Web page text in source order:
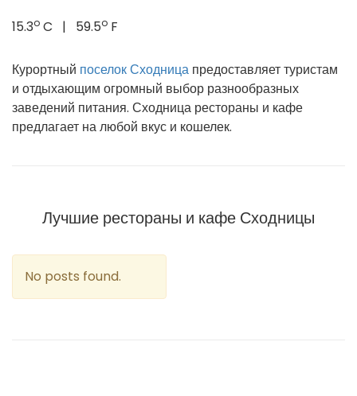
15.3o C | 59.5o F
Курортный поселок Сходница предоставляет туристам
и отдыхающим огромный выбор разнообразных
заведений питания. Сходница рестораны и кафе
предлагает на любой вкус и кошелек.
Лучшие рестораны и кафе Сходницы
No posts found.